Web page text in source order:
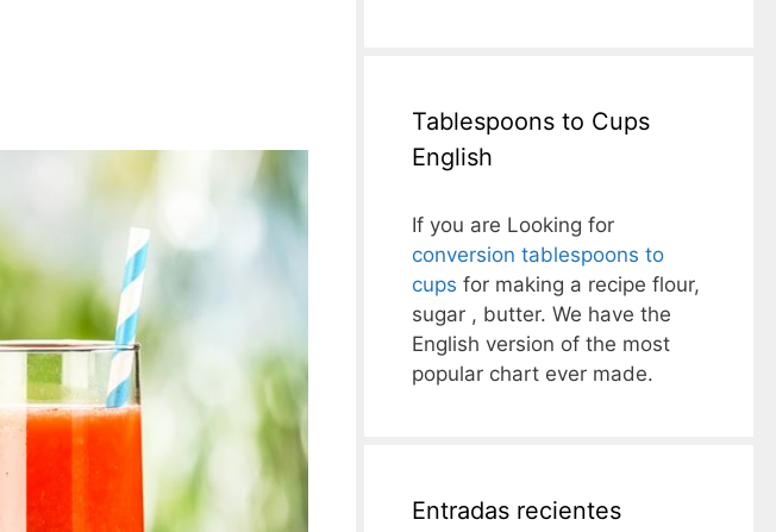
Tablespoons to Cups
English
If you are Looking for
conversion tablespoons to
cups for making a recipe flour,
sugar , butter. We have the
English version of the most
popular chart ever made.
Entradas recientes